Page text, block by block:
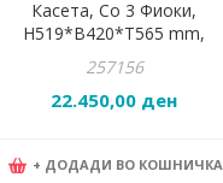
Касета, Со 3 Фиоки,
H519*B420*T565 mm,
Bisley, OBA59M2EEE696,
Бела
257156
22.450,00 ден
+ ДОДАДИ ВО КОШНИЧКА